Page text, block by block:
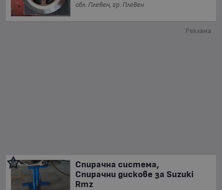
обл. Плевен, гр. Плевен
Реклама
Спирачна система,
Спирачни дискове за Suzuki
Rmz